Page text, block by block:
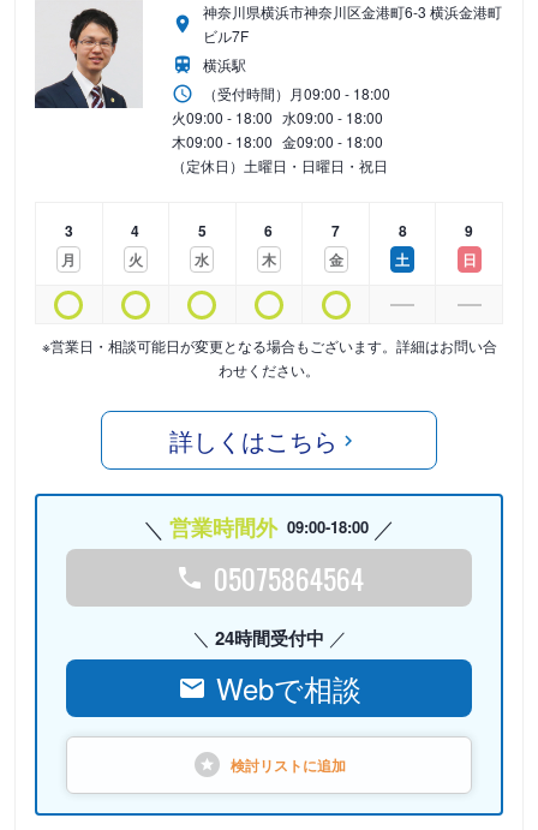
神奈川県横浜市神奈川区金港町6-3 横浜金港町
ビル7F
横浜駅
（受付時間） 月09:00 - 18:00
火09:00 - 18:00 水09:00 - 18:00
木09:00 - 18:00 金09:00 - 18:00
（定休日）土曜日・日曜日・祝日
3
月
4
火
5
水
6
木
7
金
8
土
9
日
※営業日・相談可能日が変更となる場合もございます。詳細はお問い合
わせください。
詳しくはこちら
営業時間外 09:00-18:00
05075864564
24時間受付中
Webで相談
検討リストに追加